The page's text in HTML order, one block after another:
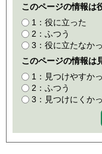
このページの情報は
1：役に立った
2：ふつう
3：役に立たなか
このページの情報は
1：見つけやすか
2：ふつう
3：見つけにくか